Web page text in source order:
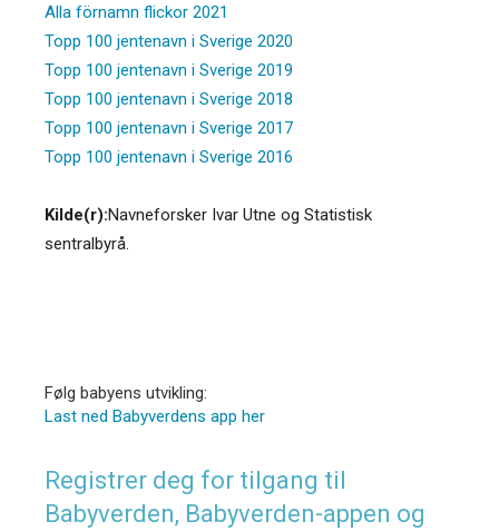
Alla förnamn flickor 2021
Topp 100 jentenavn i Sverige 2020
Topp 100 jentenavn i Sverige 2019
Topp 100 jentenavn i Sverige 2018
Topp 100 jentenavn i Sverige 2017
Topp 100 jentenavn i Sverige 2016
Kilde(r):Navneforsker Ivar Utne og Statistisk
sentralbyrå.
Følg babyens utvikling:
Last ned Babyverdens app her
Registrer deg for tilgang til
Babyverden, Babyverden-appen og